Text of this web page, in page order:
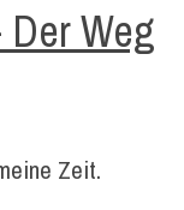
Weg
Zeit.